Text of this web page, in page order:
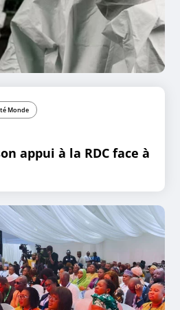
Monde
appui à la RDC face à